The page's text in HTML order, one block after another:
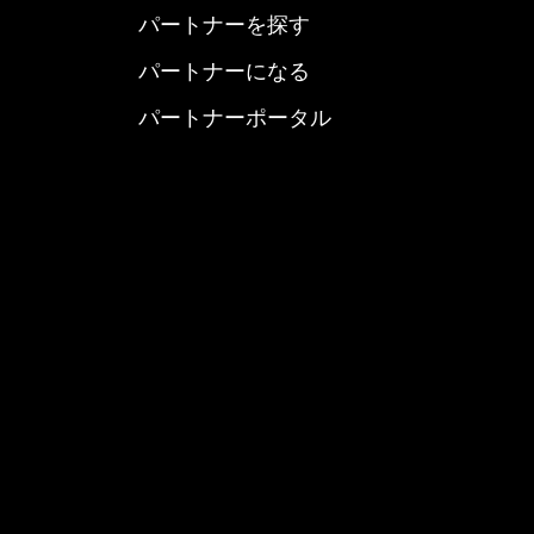
パートナーを探す
パートナーになる
パートナーポータル